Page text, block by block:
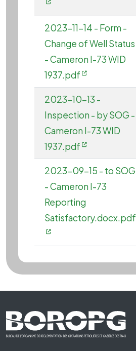
2023-11-14 - Form -
Change of Well Status
- Cameron I-73 WID
1937.pdf
2023-10-13 -
Inspection - by SOG -
Cameron I-73 WID
1937.pdf
2023-09-15 - to SOG
- Cameron I-73
Reporting
Satisfactory.docx.pdf
Footer First